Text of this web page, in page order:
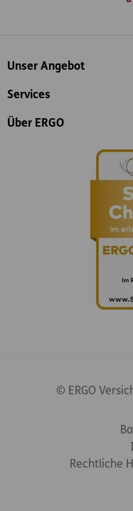
Inhaltsübersicht
Unser Angebot
Services
Über ERGO
© ERGO
Rechtliche